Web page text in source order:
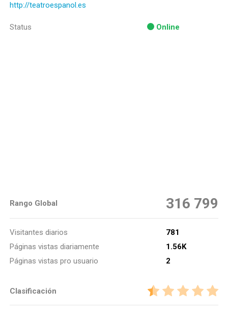
http://teatroespanol.es
Status Online
Rango Global 316 799
Visitantes diarios
781
Páginas vistas diariamente
1.56K
Páginas vistas pro usuario
2
Clasificación